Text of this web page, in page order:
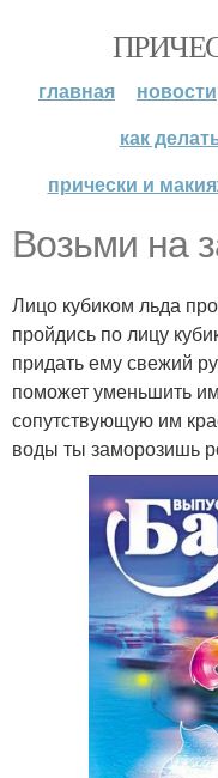
главная новости
как
прически и
Возьми на
Лицо кубиком льда
пройдись по лицу
придать ему свежий
поможет уменьшить
сопутствующую им
воды ты заморозишь